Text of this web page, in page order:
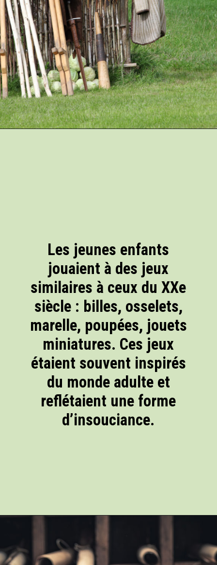
Les jeunes enfants
jouaient à des jeux
similaires à ceux du XXe
siècle : billes, osselets,
marelle, poupées, jouets
miniatures. Ces jeux
étaient souvent inspirés
du monde adulte et
reflétaient une forme
d’insouciance.